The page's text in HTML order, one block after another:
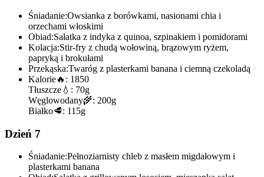
Śniadanie:Owsianka z borówkami, nasionami chia i
orzechami włoskimi
Obiad:Sałatka z indyka z quinoa, szpinakiem i pomidorami
Kolacja:Stir-fry z chudą wołowiną, brązowym ryżem,
papryką i brokułami
Przekąska:Twaróg z plasterkami banana i ciemną czekoladą
Kalorie🔥: 1850
Tłuszcze 💧: 70g
Węglowodany🌾: 200g
Białko🥩: 115g
Dzień 7
Śniadanie:Pełnoziarnisty chleb z masłem migdałowym i
plasterkami banana